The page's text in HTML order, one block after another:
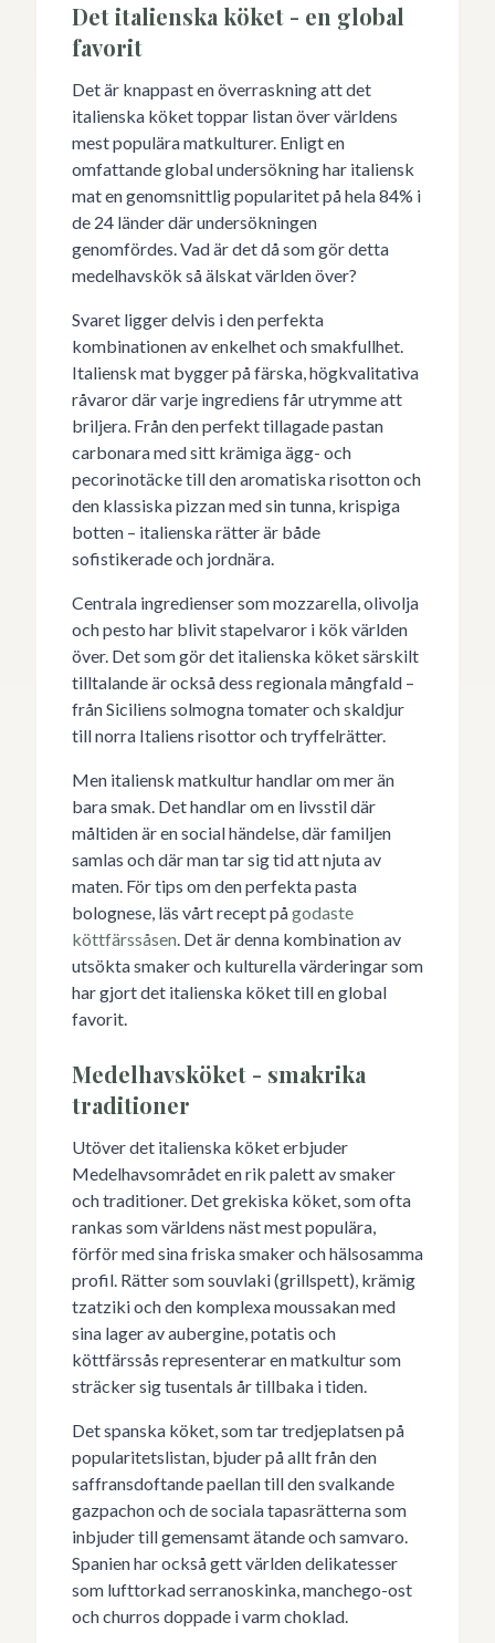
Det italienska köket - en global
favorit
Det är knappast en överraskning att det
italienska köket toppar listan över världens
mest populära matkulturer. Enligt en
omfattande global undersökning har italiensk
mat en genomsnittlig popularitet på hela 84% i
de 24 länder där undersökningen
genomfördes. Vad är det då som gör detta
medelhavskök så älskat världen över?
Svaret ligger delvis i den perfekta
kombinationen av enkelhet och smakfullhet.
Italiensk mat bygger på färska, högkvalitativa
råvaror där varje ingrediens får utrymme att
briljera. Från den perfekt tillagade pastan
carbonara med sitt krämiga ägg- och
pecorinotäcke till den aromatiska risotton och
den klassiska pizzan med sin tunna, krispiga
botten – italienska rätter är både
sofistikerade och jordnära.
Centrala ingredienser som mozzarella, olivolja
och pesto har blivit stapelvaror i kök världen
över. Det som gör det italienska köket särskilt
tilltalande är också dess regionala mångfald –
från Siciliens solmogna tomater och skaldjur
till norra Italiens risottor och tryffelrätter.
Men italiensk matkultur handlar om mer än
bara smak. Det handlar om en livsstil där
måltiden är en social händelse, där familjen
samlas och där man tar sig tid att njuta av
maten. För tips om den perfekta pasta
bolognese, läs vårt recept pågodaste
köttfärssåsen. Det är denna kombination av
utsökta smaker och kulturella värderingar som
har gjort det italienska köket till en global
favorit.
Medelhavsköket - smakrika
traditioner
Utöver det italienska köket erbjuder
Medelhavsområdet en rik palett av smaker
och traditioner. Det grekiska köket, som ofta
rankas som världens näst mest populära,
förför med sina friska smaker och hälsosamma
profil. Rätter som souvlaki (grillspett), krämig
tzatziki och den komplexa moussakan med
sina lager av aubergine, potatis och
köttfärssås representerar en matkultur som
sträcker sig tusentals år tillbaka i tiden.
Det spanska köket, som tar tredjeplatsen på
popularitetslistan, bjuder på allt från den
saffransdoftande paellan till den svalkande
gazpachon och de sociala tapasrätterna som
inbjuder till gemensamt ätande och samvaro.
Spanien har också gett världen delikatesser
som lufttorkad serranoskinka, manchego-ost
och churros doppade i varm choklad.